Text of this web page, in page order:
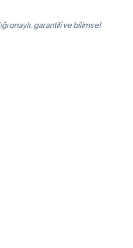
onaylı, garantili ve bilimsel